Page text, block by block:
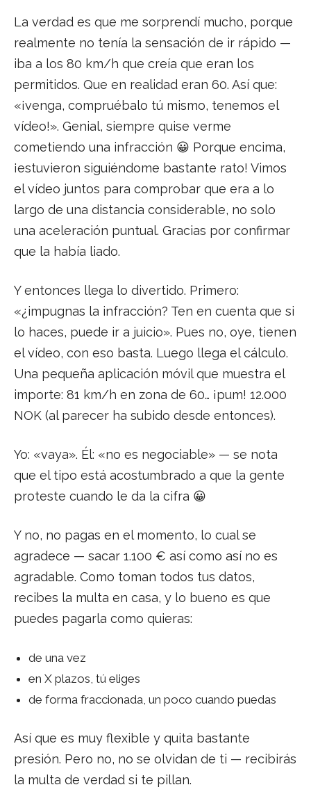
La verdad es que me sorprendí mucho, porque
realmente no tenía la sensación de ir rápido —
iba a los 80 km/h que creía que eran los
permitidos. Que en realidad eran 60. Así que:
«¡venga, compruébalo tú mismo, tenemos el
vídeo!». Genial, siempre quise verme
cometiendo una infracción 😀 Porque encima,
¡estuvieron siguiéndome bastante rato! Vimos
el vídeo juntos para comprobar que era a lo
largo de una distancia considerable, no solo
una aceleración puntual. Gracias por confirmar
que la había liado.
Y entonces llega lo divertido. Primero:
«¿impugnas la infracción? Ten en cuenta que si
lo haces, puede ir a juicio». Pues no, oye, tienen
el vídeo, con eso basta. Luego llega el cálculo.
Una pequeña aplicación móvil que muestra el
importe: 81 km/h en zona de 60… ¡pum! 12.000
NOK (al parecer ha subido desde entonces).
Yo: «vaya». Él: «no es negociable» — se nota
que el tipo está acostumbrado a que la gente
proteste cuando le da la cifra 😀
Y no, no pagas en el momento, lo cual se
agradece — sacar 1.100 € así como así no es
agradable. Como toman todos tus datos,
recibes la multa en casa, y lo bueno es que
puedes pagarla como quieras:
de una vez
en X plazos, tú eliges
de forma fraccionada, un poco cuando puedas
Así que es muy flexible y quita bastante
presión. Pero no, no se olvidan de ti — recibirás
la multa de verdad si te pillan.